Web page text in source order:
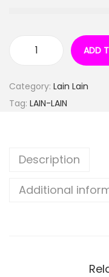
ADD
Category: Lain Lain
Tag: LAIN-LAIN
Description
Additional